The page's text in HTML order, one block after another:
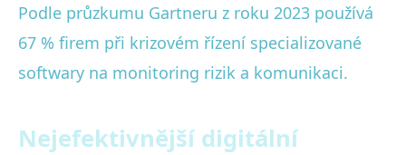
Podle průzkumu Gartneru z roku 2023 používá
67 % firem při krizovém řízení specializované
softwary na monitoring rizik a komunikaci.
Nejefektivnější digitální